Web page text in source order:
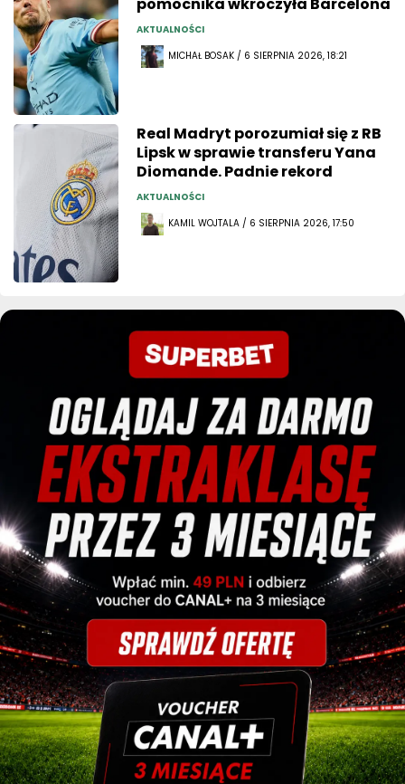
AKTUALNOŚCI
MICHAŁ BOSAK / 6 SIERPNIA 2026, 18:21
Real Madryt porozumiał się z RB
Lipsk w sprawie transferu Yana
Diomande. Padnie rekord
AKTUALNOŚCI
KAMIL WOJTALA / 6 SIERPNIA 2026, 17:50